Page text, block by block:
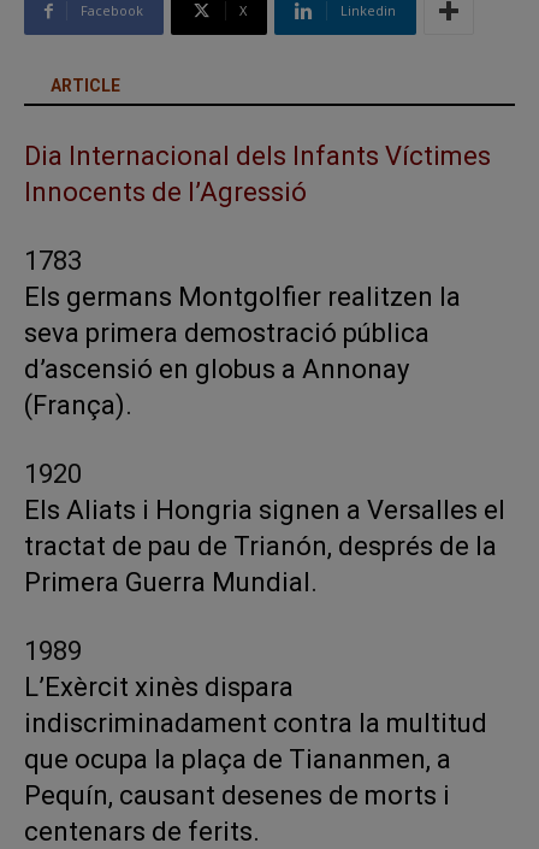
Facebook X Linkedin
ARTICLE
Dia Internacional dels Infants Víctimes
Innocents de l’Agressió
1783
Els germans Montgolfier realitzen la
seva primera demostració pública
d’ascensió en globus a Annonay
(França).
1920
Els Aliats i Hongria signen a Versalles el
tractat de pau de Trianón, després de la
Primera Guerra Mundial.
1989
L’Exèrcit xinès dispara
indiscriminadament contra la multitud
que ocupa la plaça de Tiananmen, a
Pequín, causant desenes de morts i
centenars de ferits.